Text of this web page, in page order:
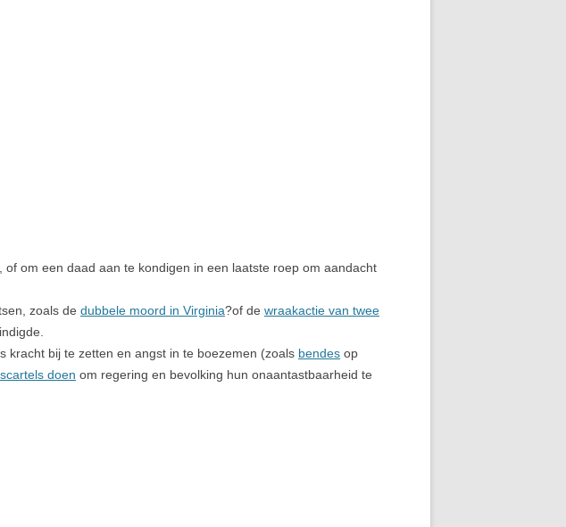
om een daad aan te kondigen in een laatste roep om aandacht
zoals de dubbele moord in Virginia?of de wraakactie van twee
kracht bij te zetten en angst in te boezemen (zoals bendes op
doen om regering en bevolking hun onaantastbaarheid te